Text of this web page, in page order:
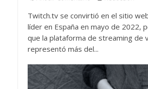
Twitch.tv se convirtió en el sitio
líder en España en mayo de 2022,
que la plataforma de streaming de
representó más del...